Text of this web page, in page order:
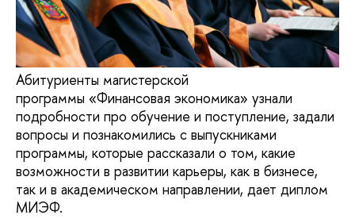
Абитуриенты магистерской
программы «Финансовая экономика» узнали
подробности про обучение и поступление, задали
вопросы и познакомились с выпускниками
программы, которые рассказали о том, какие
возможности в развитии карьеры, как в бизнесе,
так и в академическом направлении, дает диплом
МИЭФ.